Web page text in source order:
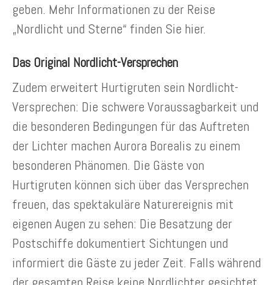
geben. Mehr Informationen zu der Reise
„Nordlicht und Sterne“ finden Sie hier.
Das Original Nordlicht-Versprechen
Zudem erweitert Hurtigruten sein Nordlicht-
Versprechen: Die schwere Voraussagbarkeit und
die besonderen Bedingungen für das Auftreten
der Lichter machen Aurora Borealis zu einem
besonderen Phänomen. Die Gäste von
Hurtigruten können sich über das Versprechen
freuen, das spektakuläre Naturereignis mit
eigenen Augen zu sehen: Die Besatzung der
Postschiffe dokumentiert Sichtungen und
informiert die Gäste zu jeder Zeit. Falls während